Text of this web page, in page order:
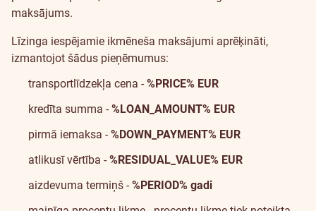
maksājums.
Līzinga iespējamie ikmēneša maksājumi aprēķināti,
izmantojot šādus pieņēmumus:
transportlīdzekļa cena - %PRICE% EUR
kredīta summa - %LOAN_AMOUNT% EUR
pirmā iemaksa - %DOWN_PAYMENT% EUR
atlikusī vērtība - %RESIDUAL_VALUE% EUR
aizdevuma termiņš - %PERIOD% gadi